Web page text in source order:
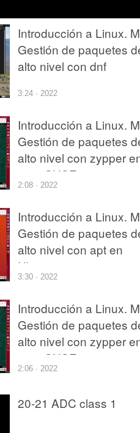
Introducción a Linux.
Gestión de paquetes
alto nivel con dnf
3:24 · 2022
Introducción a Linux.
Gestión de paquetes
alto nivel con zypper
openSUSE
2:08 · 2022
Introducción a Linux.
Gestión de paquetes
alto nivel con apt en
Ubuntu
3:30 · 2022
Introducción a Linux.
Gestión de paquetes
alto nivel con zypper
openSUSE
2:06 · 2022
20-21 ADC class 1